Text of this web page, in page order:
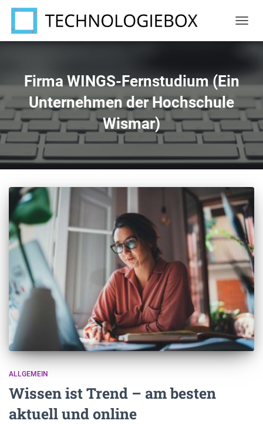
Firma WINGS-Fernstudium (Ein
Unternehmen der Hochschule
Wismar)
ALLGEMEIN
Wissen ist Trend – am besten
aktuell und online